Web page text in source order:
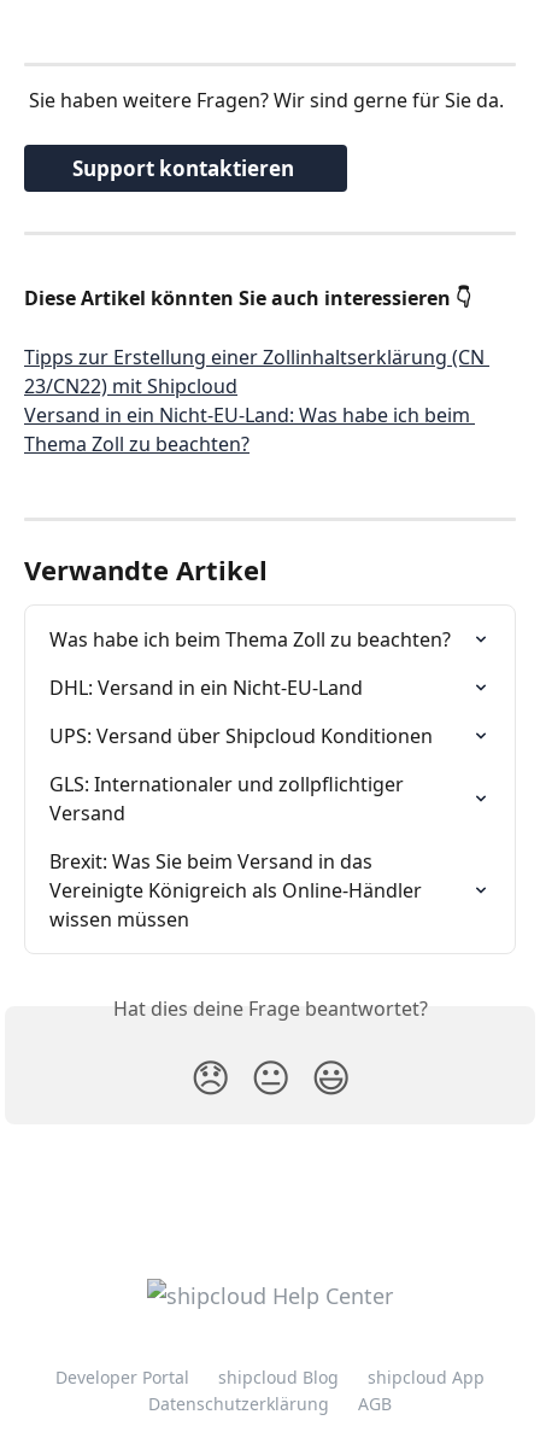
Sie haben weitere Fragen? Wir sind gerne für Sie da.
Support kontaktieren
Diese Artikel könnten Sie auch interessieren 👇
Tipps zur Erstellung einer Zollinhaltserklärung (CN
23/CN22) mit Shipcloud
Versand in ein Nicht-EU-Land: Was habe ich beim
Thema Zoll zu beachten?
Verwandte Artikel
Was habe ich beim Thema Zoll zu beachten?
DHL: Versand in ein Nicht-EU-Land
UPS: Versand über Shipcloud Konditionen
GLS: Internationaler und zollpflichtiger
Versand
Brexit: Was Sie beim Versand in das
Vereinigte Königreich als Online-Händler
wissen müssen
Hat dies deine Frage beantwortet?
😞 😐 😃
Developer Portal shipcloud Blog
shipcloud App
Datenschutzerklärung
AGB